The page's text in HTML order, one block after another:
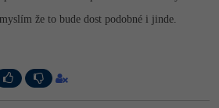
že to bude dost podobné i jinde.